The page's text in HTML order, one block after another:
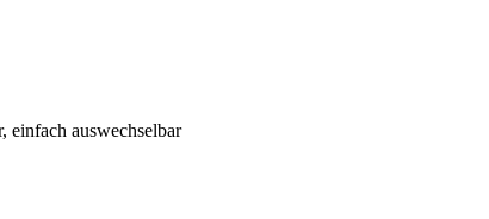
einfach auswechselbar